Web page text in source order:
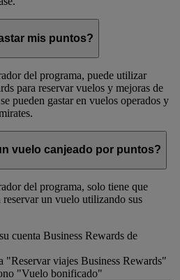
mis puntos?
del programa, puede utilizar
para reservar vuelos y mejoras de
pueden gastar en vuelos operados y
vuelo canjeado por puntos?
del programa, solo tiene que
reservar un vuelo utilizando sus
cuenta Business Rewards de
"Reservar viajes Business Rewards"
"Vuelo bonificado"